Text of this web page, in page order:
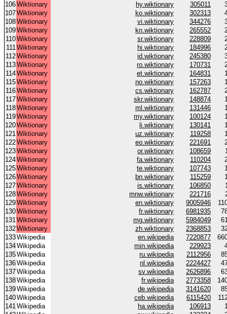
106Wiktionary hy.wiktionary 305011
107Wiktionary ko.wiktionary 302313
108Wiktionary vi.wiktionary 344276
109Wiktionary kn.wiktionary 265552
110Wiktionary sr.wiktionary 228809
111Wiktionary hi.wiktionary 184996
112Wiktionary id.wiktionary 245380
113Wiktionary ro.wiktionary 170731
114Wiktionary et.wiktionary 164831
115Wiktionary no.wiktionary 157263
116Wiktionary cs.wiktionary 162787
117Wiktionary skr.wiktionary 148874
118Wiktionary ml.wiktionary 131446
119Wiktionary my.wiktionary 100124
120Wiktionary li.wiktionary 130141
121Wiktionary uz.wiktionary 119258
122Wiktionary eo.wiktionary 221691
123Wiktionary or.wiktionary 108659
124Wiktionary fa.wiktionary 110204
125Wiktionary te.wiktionary 107743
126Wiktionary bn.wiktionary 115259
127Wiktionary is.wiktionary 106850
128Wiktionary mnw.wiktionary 221716
129Wiktionary en.wiktionary 9005946
130Wiktionary fr.wiktionary 6981935
131Wiktionary mg.wiktionary 5984049
132Wiktionary zh.wiktionary 2368853
133Wikipedia en.wikipedia 7220877
134Wikipedia min.wikipedia 229923
135Wikipedia ru.wikipedia 2112956
136Wikipedia nl.wikipedia 2224427
137Wikipedia sv.wikipedia 2626896
138Wikipedia fr.wikipedia 2773358
139Wikipedia de.wikipedia 3141620
140Wikipedia ceb.wikipedia 6115420
141Wikipedia ha.wikipedia 106913